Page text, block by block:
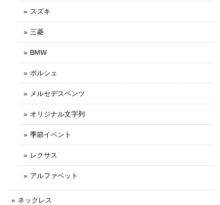
スズキ
三菱
BMW
ポルシェ
メルセデスベンツ
オリジナル文字列
季節イベント
レクサス
アルファベット
ネックレス